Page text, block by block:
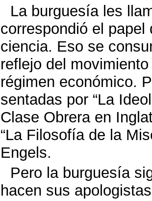
La burguesía les
correspondió el
ciencia. Eso se
reflejo del
régimen económico.
sentadas por “La
Clase Obrera en
“La Filosofía de la
Engels.
Pero la burguesía
hacen sus